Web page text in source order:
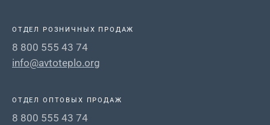
ОТДЕЛ РОЗНИЧНЫХ ПРОДАЖ
8 800 555 43 74
info@avtoteplo.org
ОТДЕЛ ОПТОВЫХ ПРОДАЖ
8 800 555 43 74